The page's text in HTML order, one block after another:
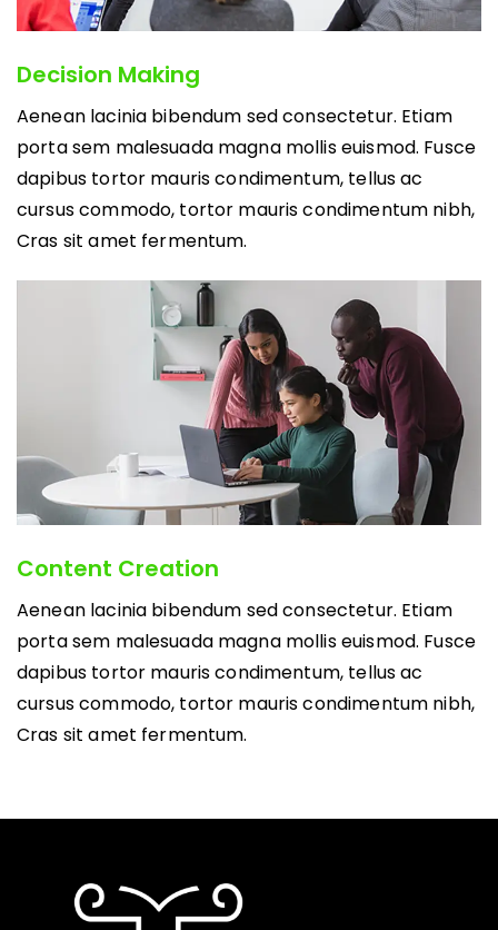
Decision Making
Aenean lacinia bibendum sed consectetur. Etiam
porta sem malesuada magna mollis euismod. Fusce
dapibus tortor mauris condimentum, tellus ac
cursus commodo, tortor mauris condimentum nibh,
Cras sit amet fermentum.
Content Creation
Aenean lacinia bibendum sed consectetur. Etiam
porta sem malesuada magna mollis euismod. Fusce
dapibus tortor mauris condimentum, tellus ac
cursus commodo, tortor mauris condimentum nibh,
Cras sit amet fermentum.